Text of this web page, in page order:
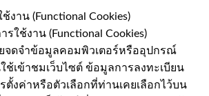
งาน (Functional Cookies)
รใช้งาน (Functional Cookies)
จดจำข้อมูลคอมพิวเตอร์หรืออุปกรณ์
ช้เข้าชมเว็บไซต์ ข้อมูลการลงทะเบียน
ตั้งค่าหรือตัวเลือกที่ท่านเคยเลือกไว้บน